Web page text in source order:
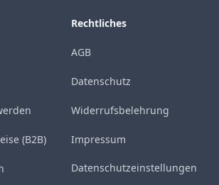
(B2B)
Rechtliches
AGB
Datenschutz
Widerrufsbelehrung
Impressum
Datenschutzeinstellungen